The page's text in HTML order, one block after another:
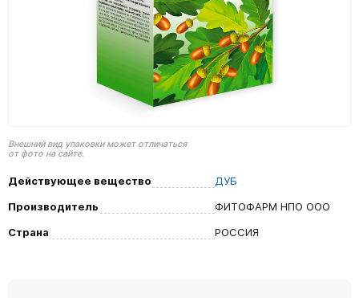
Внешний вид упаковки может отличаться
от фото на сайте.
Действующее вещество
ДУБ
Производитель
ФИТОФАРМ НПО ООО
Страна
РОССИЯ